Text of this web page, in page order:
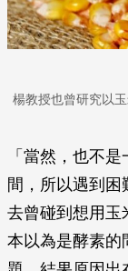
楊教授也曾研究以
「當然，也不
間，所以遇到困
去曾碰到想用玉
本以為是酵素的